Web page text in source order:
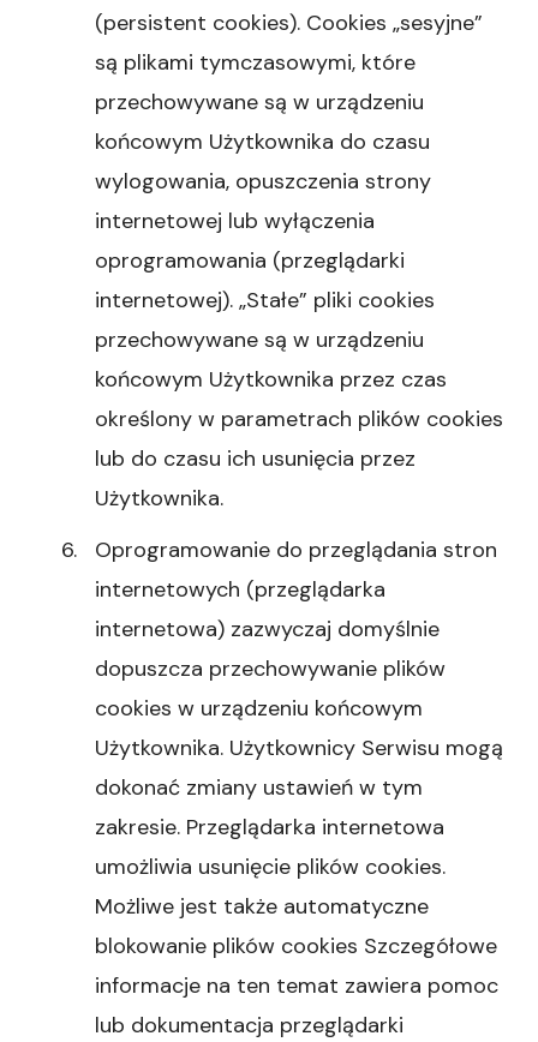
(persistent cookies). Cookies „sesyjne”
są plikami tymczasowymi, które
przechowywane są w urządzeniu
końcowym Użytkownika do czasu
wylogowania, opuszczenia strony
internetowej lub wyłączenia
oprogramowania (przeglądarki
internetowej). „Stałe” pliki cookies
przechowywane są w urządzeniu
końcowym Użytkownika przez czas
określony w parametrach plików cookies
lub do czasu ich usunięcia przez
Użytkownika.
Oprogramowanie do przeglądania stron
internetowych (przeglądarka
internetowa) zazwyczaj domyślnie
dopuszcza przechowywanie plików
cookies w urządzeniu końcowym
Użytkownika. Użytkownicy Serwisu mogą
dokonać zmiany ustawień w tym
zakresie. Przeglądarka internetowa
umożliwia usunięcie plików cookies.
Możliwe jest także automatyczne
blokowanie plików cookies Szczegółowe
informacje na ten temat zawiera pomoc
lub dokumentacja przeglądarki